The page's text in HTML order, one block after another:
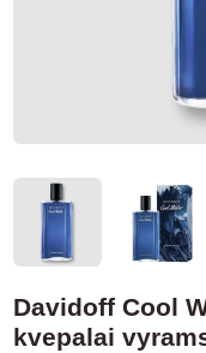
Davidoff Cool
kvepalai